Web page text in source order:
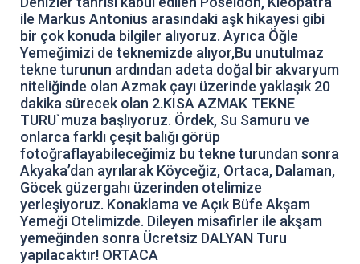
ile Markus Antonius arasındaki aşk hikayesi gibi
bir çok konuda bilgiler alıyoruz. Ayrıca Öğle
Yemeğimizi de teknemizde alıyor,Bu unutulmaz
tekne turunun ardından adeta doğal bir akvaryum
niteliğinde olan Azmak çayı üzerinde yaklaşık 20
dakika sürecek olan 2.KISA AZMAK TEKNE
TURU`muza başlıyoruz. Ördek, Su Samuru ve
onlarca farklı çeşit balığı görüp
fotoğraflayabileceğimiz bu tekne turundan sonra
Akyaka’dan ayrılarak Köyceğiz, Ortaca, Dalaman,
Göcek güzergahı üzerinden otelimize
yerleşiyoruz. Konaklama ve Açık Büfe Akşam
Yemeği Otelimizde. Dileyen misafirler ile akşam
yemeğinden sonra Ücretsiz DALYAN Turu
yapılacaktır! ORTACA